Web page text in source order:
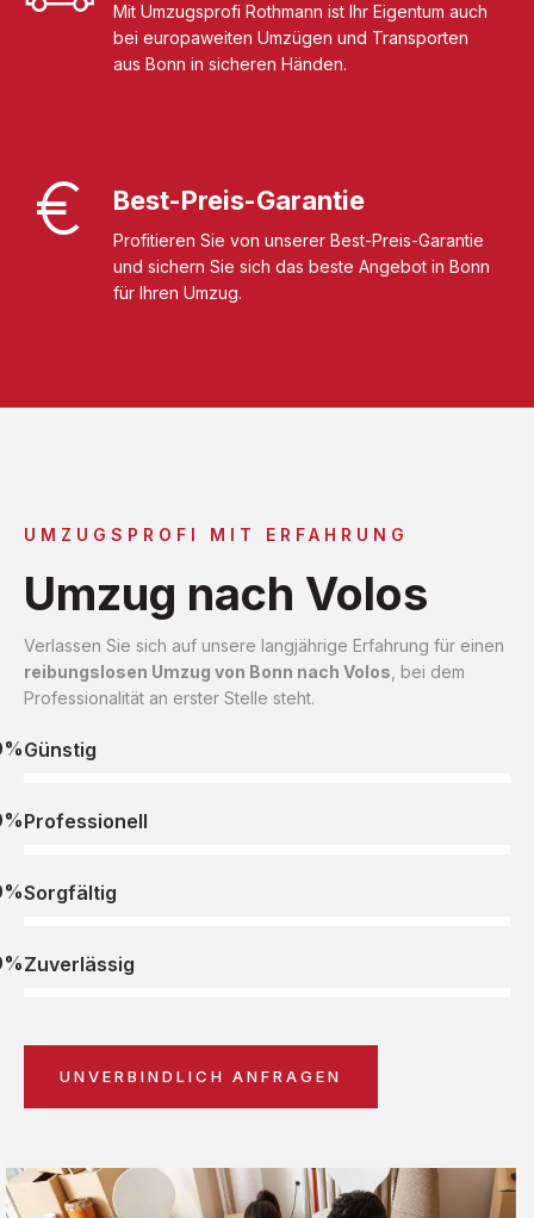
Mit Umzugsprofi Rothmann ist Ihr Eigentum auch
bei europaweiten Umzügen und Transporten
aus Bonn in sicheren Händen.
Best-Preis-Garantie
Profitieren Sie von unserer Best-Preis-Garantie
und sichern Sie sich das beste Angebot in Bonn
für Ihren Umzug.
UMZUGSPROFI MIT ERFAHRUNG
Umzug nach Volos
Verlassen Sie sich auf unsere langjährige Erfahrung für einen
reibungslosen Umzug von Bonn nach Volos , bei dem
Professionalität an erster Stelle steht.
Günstig
Professionell
Sorgfältig
Zuverlässig
UNVERBINDLICH ANFRAGEN